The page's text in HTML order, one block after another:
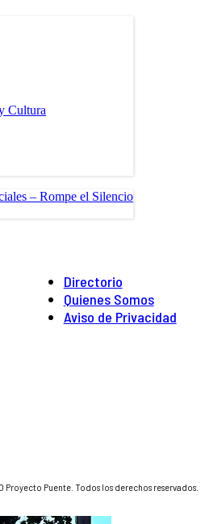
Cultura
– Rompe el Silencio
Directorio
Quienes Somos
Aviso de Privacidad
Puente. Todos los derechos reservados.